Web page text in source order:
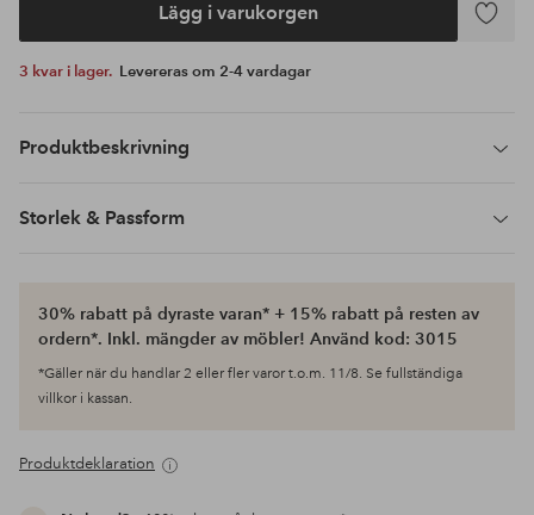
Lägg i varukorgen
Lägg
3 kvar i lager. Levereras om 2-4 vardagar
Produktbeskrivning
Storlek & Passform
30% rabatt på dyraste varan* + 15% rabatt på resten av
ordern*. Inkl. mängder av möbler! Använd kod: 3015
*Gäller när du handlar 2 eller fler varor t.o.m. 11/8. Se fullständiga
villkor i kassan.
Produktdeklaration